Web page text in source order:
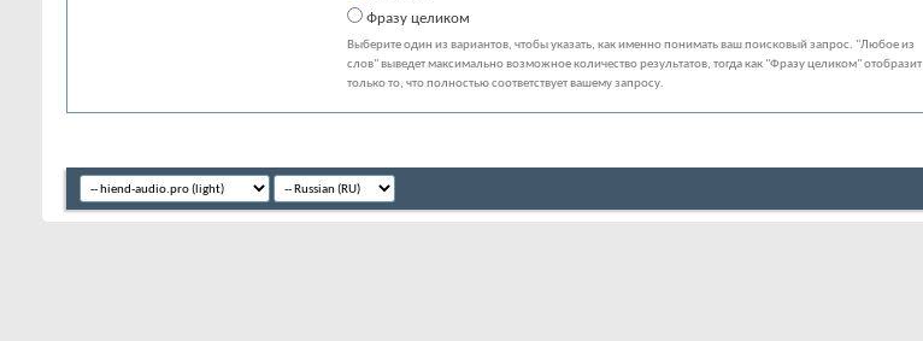
Фразу целиком
Выберите один из вариантов, чтобы указать, как именно понимать ваш поисковый запрос. "Любое из
слов" выведет максимально возможное количество результатов, тогда как "Фразу целиком" отобразит
только то, что полностью соответствует вашему запросу.